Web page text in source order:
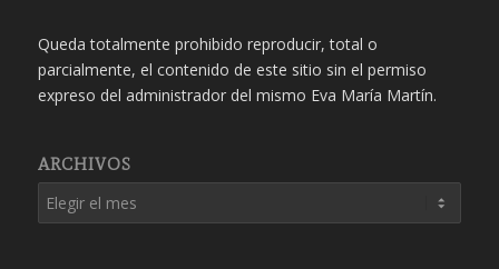
Queda totalmente prohibido reproducir, total o
parcialmente, el contenido de este sitio sin el permiso
expreso del administrador del mismo Eva María Martín.
ARCHIVOS